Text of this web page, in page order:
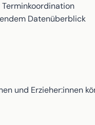
Datenüberblick
und Erzieher:innen